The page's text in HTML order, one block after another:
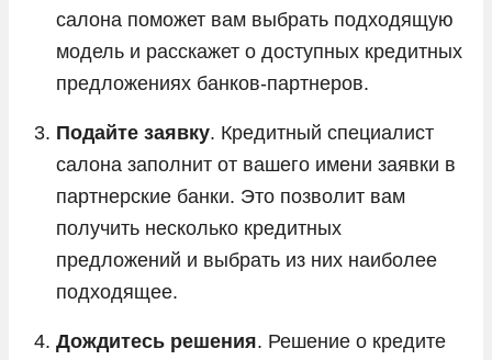
салона поможет вам выбрать подходящую
модель и расскажет о доступных кредитных
предложениях банков-партнеров.
Подайте заявку. Кредитный специалист
салона заполнит от вашего имени заявки в
партнерские банки. Это позволит вам
получить несколько кредитных
предложений и выбрать из них наиболее
подходящее.
Дождитесь решения. Решение о кредите